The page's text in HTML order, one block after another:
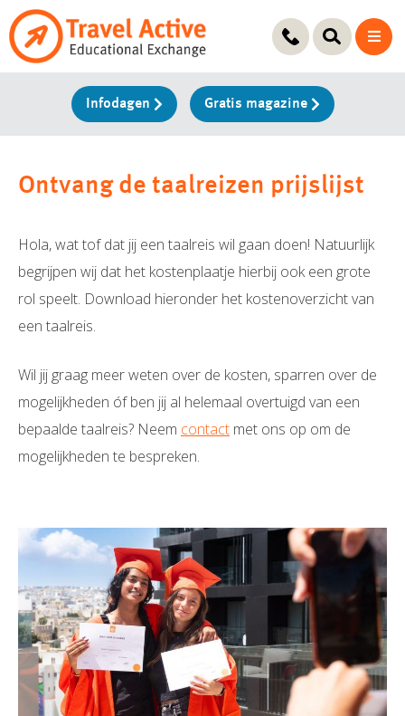
Ga
naar
Infodagen Gratis magazine
Ontvang de taalreizen prijslijst
Hola, wat tof dat jij een taalreis wil gaan doen! Natuurlijk
begrijpen wij dat het kostenplaatje hierbij ook een grote
rol speelt. Download hieronder het kostenoverzicht van
een taalreis.
Wil jij graag meer weten over de kosten, sparren over de
mogelijkheden óf ben jij al helemaal overtuigd van een
bepaalde taalreis? Neem contact met ons op om de
mogelijkheden te bespreken.